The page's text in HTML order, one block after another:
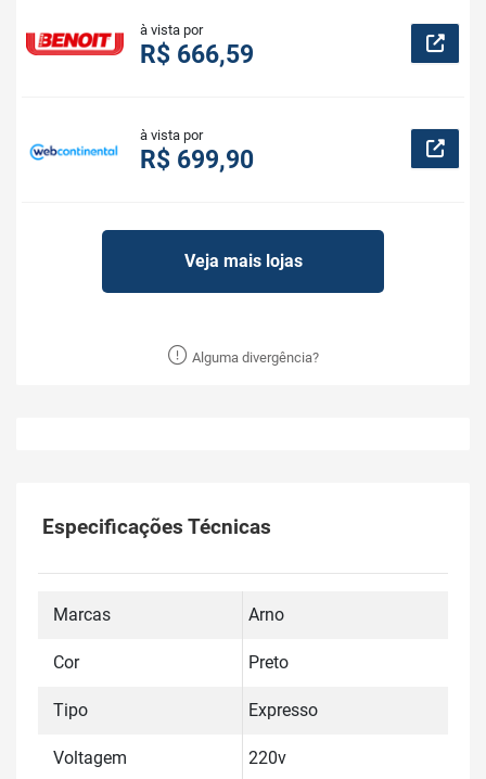
à vista por
R$ 666,59
à vista por
R$ 699,90
Veja mais lojas
Alguma divergência?
Especificações Técnicas
Marcas Arno
Cor Preto
Tipo Expresso
Voltagem 220v